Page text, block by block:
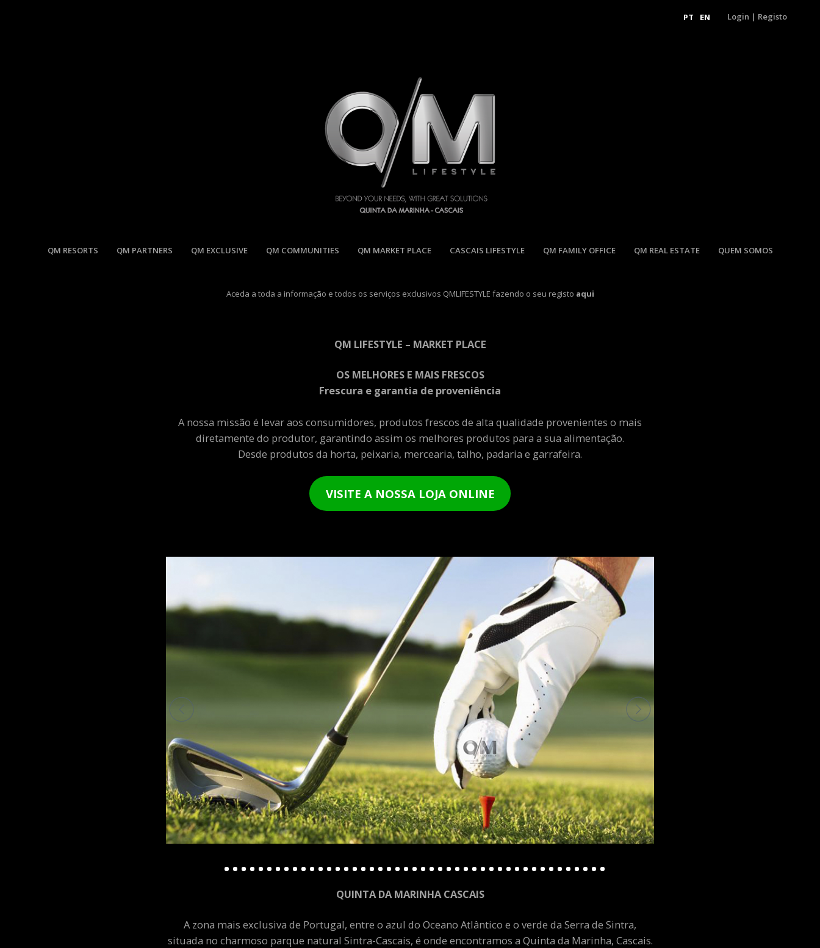
PT EN Login | Registo
QM RESORTS QM PARTNERS QM EXCLUSIVE QM COMMUNITIES QM MARKET PLACE CASCAIS LIFESTYLE QM FAMILY OFFICE QM REAL ESTATE QUEM SOMOS
Aceda a toda a informação e todos os serviços exclusivos QMLIFESTYLE fazendo o seu registo aqui
QM LIFESTYLE – MARKET PLACE
OS MELHORES E MAIS FRESCOS
Frescura e garantia de proveniência
A nossa missão é levar aos consumidores, produtos frescos de alta qualidade provenientes o mais
diretamente do produtor, garantindo assim os melhores produtos para a sua alimentação.
Desde produtos da horta, peixaria, mercearia, talho, padaria e garrafeira.
VISITE A NOSSA LOJA ONLINE
QUINTA DA MARINHA CASCAIS
A zona mais exclusiva de Portugal, entre o azul do Oceano Atlântico e o verde da Serra de Sintra,
situada no charmoso parque natural Sintra-Cascais, é onde encontramos a Quinta da Marinha, Cascais.